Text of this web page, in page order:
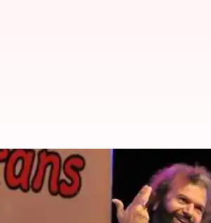
भाजपा सांसद हंसराज
लेखन मुकुल तोमर 07:10 pm